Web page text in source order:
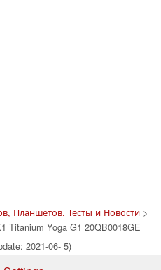
Планшетов. Тесты и Новости>
Titanium Yoga G1 20QB0018GE
2021-06- 5)